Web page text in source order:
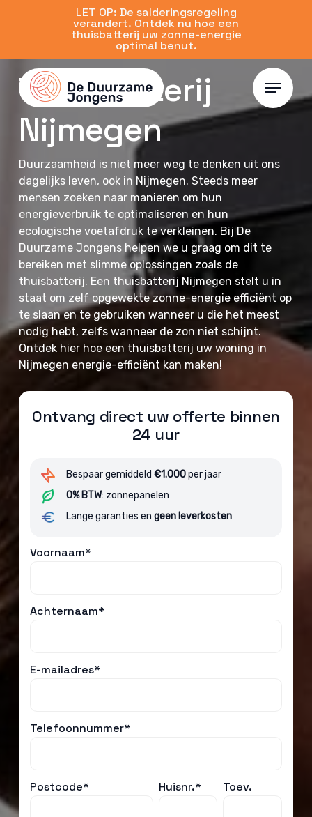
content
LET OP: De salderingsregeling
verandert. Ontdek nu hoe een
thuisbatterij uw zonne-energie
optimal benut.
Menu
Thuisbatterij
Nijmegen
Duurzaamheid is niet meer weg te denken uit ons
dagelijks leven, ook in Nijmegen. Steeds meer
mensen zoeken naar manieren om hun
energieverbruik te optimaliseren en hun
ecologische voetafdruk te verkleinen. Bij De
Duurzame Jongens helpen we u graag om dit te
bereiken met slimme oplossingen zoals de
thuisbatterij. Een thuisbatterij Nijmegen stelt u in
staat om zelf opgewekte zonne-energie efficiënt op
te slaan en te gebruiken wanneer u die het meest
nodig hebt, zelfs wanneer de zon niet schijnt.
Ontdek hier hoe een thuisbatterij uw woning in
Nijmegen energie-efficiënt kan maken!
Ontvang direct uw offerte binnen
24 uur
Bespaar gemiddeld€1.000per jaar
0% BTW: zonnepanelen
Lange garanties engeen leverkosten
Voornaam*
Achternaam*
E-mailadres*
Telefoonnummer*
Postcode* Huisnr.* Toev.